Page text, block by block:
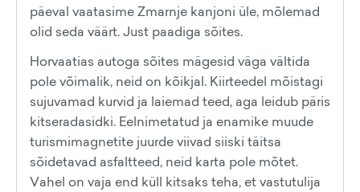
päeval vaatasime Zmarnje kanjoni üle, mõlemad
olid seda väärt. Just paadiga sõites.
Horvaatias autoga sõites mägesid väga vältida
pole võimalik, neid on kõikjal. Kiirteedel mõistagi
sujuvamad kurvid ja laiemad teed, aga leidub päris
kitseradasidki. Eelnimetatud ja enamike muude
turismimagnetite juurde viivad siiski täitsa
sõidetavad asfaltteed, neid karta pole mõtet.
Vahel on vaja end küll kitsaks teha, et vastutulija